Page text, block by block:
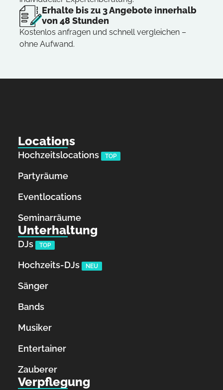
Erhalte bis zu 3 Angebote innerhalb
von 48 Stunden
Kostenlos anfragen und schnell vergleichen –
ohne Aufwand.
Locations
Hochzeitslocations TOP
Partyräume
Eventlocations
Seminarräume
Unterhaltung
DJs TOP
Hochzeits-DJs NEU
Sänger
Bands
Musiker
Entertainer
Zauberer
Verpflegung